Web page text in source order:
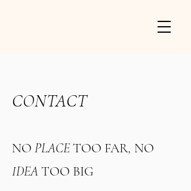
CONTACT
NO PLACETOO FAR, NO
IDEA TOO BIG